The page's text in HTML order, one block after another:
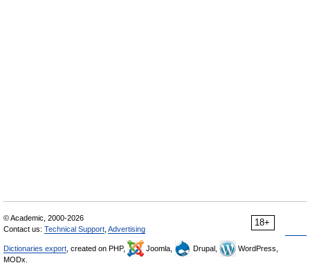
18+
© Academic, 2000-2026
Contact us: Technical Support Advertising
Dictionaries export , created on PHP, Joomla, Drupal,
WordPress,
MODx.